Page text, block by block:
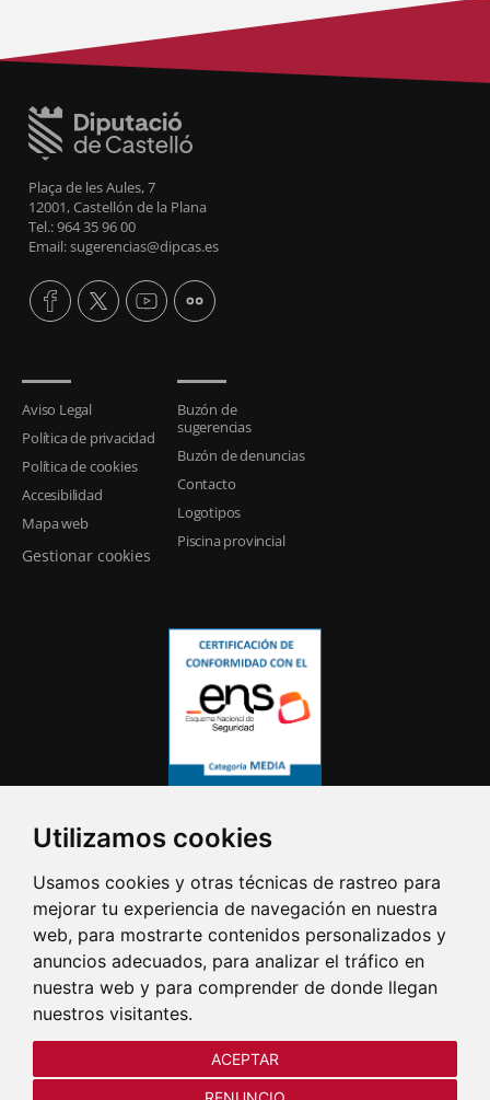
Utilizamos cookies
Usamos cookies y otras técnicas de rastreo para
mejorar tu experiencia de navegación en nuestra
web, para mostrarte contenidos personalizados y
anuncios adecuados, para analizar el tráfico en
nuestra web y para comprender de donde llegan
nuestros visitantes.
ACEPTAR
Plaça de les Aules, 7
12001, Castellón de la Plana
Tel.: 964 35 96 00
Email: sugerencias@dipcas.es
Aviso Legal
Política de privacidad
Política de cookies
Accesibilidad
Mapa web
Gestionar cookies
Buzón de
sugerencias
Buzón de denuncias
Contacto
Logotipos
Piscina provincial